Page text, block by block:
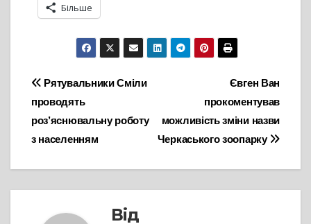
Більше
Навігація
записів
Євген Ван
прокоментував
можливість зміни назви
Черкаського зоопарку
Рятувальники Сміли
проводять
роз’яснювальну роботу
з населенням
Від